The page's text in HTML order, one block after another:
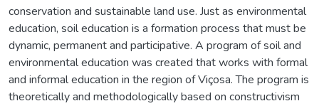
conservation and sustainable land use. Just as environmental
education, soil education is a formation process that must be
dynamic, permanent and participative. A program of soil and
environmental education was created that works with formal
and informal education in the region of Viçosa. The program is
theoretically and methodologically based on constructivism